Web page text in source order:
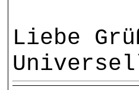
Liebe